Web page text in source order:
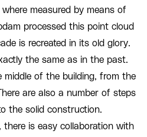
measured by means of
processed this point cloud
is recreated in its old glory.
the same as in the past.
middle of the building, from the
are also a number of steps
the solid construction.
there is easy collaboration with